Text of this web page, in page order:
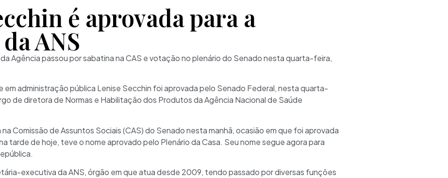
é aprovada para a
ANS
Agência passou por sabatina na CAS e votação no plenário do Senado nesta quarta-feira,
em administração pública Lenise Secchin foi aprovada pelo Senado Federal, nesta quarta-
de diretora de Normas e Habilitação dos Produtos da Agência Nacional de Saúde
Comissão de Assuntos Sociais (CAS) do Senado nesta manhã, ocasião em que foi aprovada
tarde de hoje, teve o nome aprovado pelo Plenário da Casa. Seu nome segue agora para
executiva da ANS, órgão em que atua desde 2009, tendo passado por diversas funções